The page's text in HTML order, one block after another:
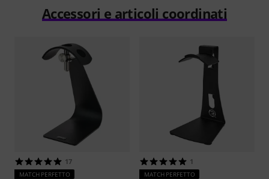
Accessori e articoli coordinati
17
MATCH PERFETTO
1
MATCH PERFETTO